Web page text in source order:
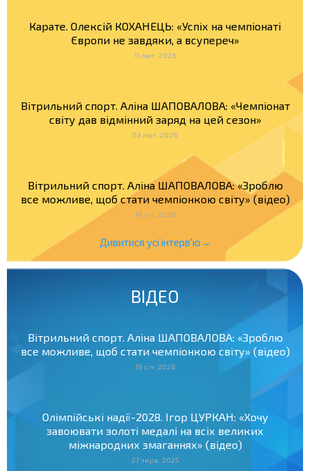
Карате. Олексій КОХАНЕЦЬ: «Успіх на чемпіонаті
Європи не завдяки, а всупереч»
11 лют. 2026
Вітрильний спорт. Аліна ШАПОВАЛОВА: «Чемпіонат
світу дав відмінний заряд на цей сезон»
03 лют. 2026
Вітрильний спорт. Аліна ШАПОВАЛОВА: «Зроблю
все можливе, щоб стати чемпіонкою світу» (відео)
19 січ. 2026
Дивитися усі інтерв'ю→
ВІДЕО
Вітрильний спорт. Аліна ШАПОВАЛОВА: «Зроблю
все можливе, щоб стати чемпіонкою світу» (відео)
19 січ. 2026
Олімпійські надії-2028. Ігор ЦУРКАН: «Хочу
завоювати золоті медалі на всіх великих
міжнародних змаганнях» (відео)
27 черв. 2025